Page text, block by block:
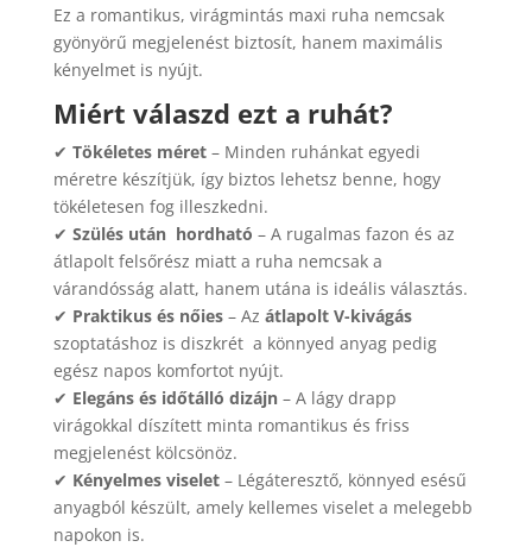
Ez a romantikus, virágmintás maxi ruha nemcsak
gyönyörű megjelenést biztosít, hanem maximális
kényelmet is nyújt.
Miért válaszd ezt a ruhát?
✔ Tökéletes méret – Minden ruhánkat egyedi
méretre készítjük, így biztos lehetsz benne, hogy
tökéletesen fog illeszkedni.
✔ Szülés után hordható – A rugalmas fazon és az
átlapolt felsőrész miatt a ruha nemcsak a
várandósság alatt, hanem utána is ideális választás.
✔ Praktikus és nőies– Az átlapolt V-kivágás
szoptatáshoz is diszkrét a könnyed anyag pedig
egész napos komfortot nyújt.
✔ Elegáns és időtálló dizájn– A lágy drapp
virágokkal díszített minta romantikus és friss
megjelenést kölcsönöz.
✔ Kényelmes viselet– Légáteresztő, könnyed esésű
anyagból készült, amely kellemes viselet a melegebb
napokon is.